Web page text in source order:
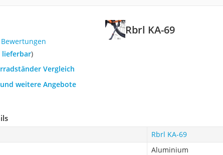
Rbrl KA-69
lieferbar)
Vergleich
weitere Angebote
Rbrl KA-69
Aluminium